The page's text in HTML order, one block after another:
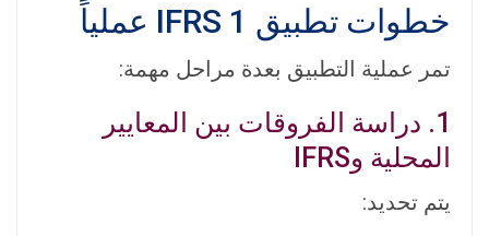
خطوات تطبيق IFRS 1 عملياً
تمر عملية التطبيق بعدة مراحل مهمة:
1. دراسة الفروقات بين المعايير
المحلية وIFRS
يتم تحديد: